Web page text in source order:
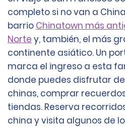
completo si no van a
barrio Chinatown más
Norte y, también, el más
continente asiático. Un
marca el ingreso a esta
donde puedes disfrutar
chinas, comprar
tiendas. Reserva
china y visita algunos de